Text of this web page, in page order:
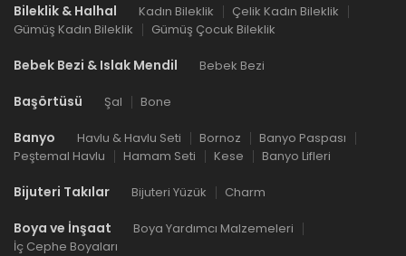
Bileklik & Halhal Kadın Bileklik
Çelik Kadın Bileklik
Gümüş Kadın Bileklik
Gümüş Çocuk Bileklik
Bebek Bezi & Islak Mendil Bebek Bezi
Başörtüsü Şal Bone
Banyo Havlu & Havlu Seti Bornoz
Banyo Paspası
Peştemal Havlu
Hamam Seti Kese Banyo Lifleri
Bijuteri Takılar Bijuteri Yüzük Charm
Boya ve İnşaat
Boya Yardımcı Malzemeleri
İç Cephe Boyaları